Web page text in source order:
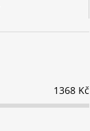
1368 Kč